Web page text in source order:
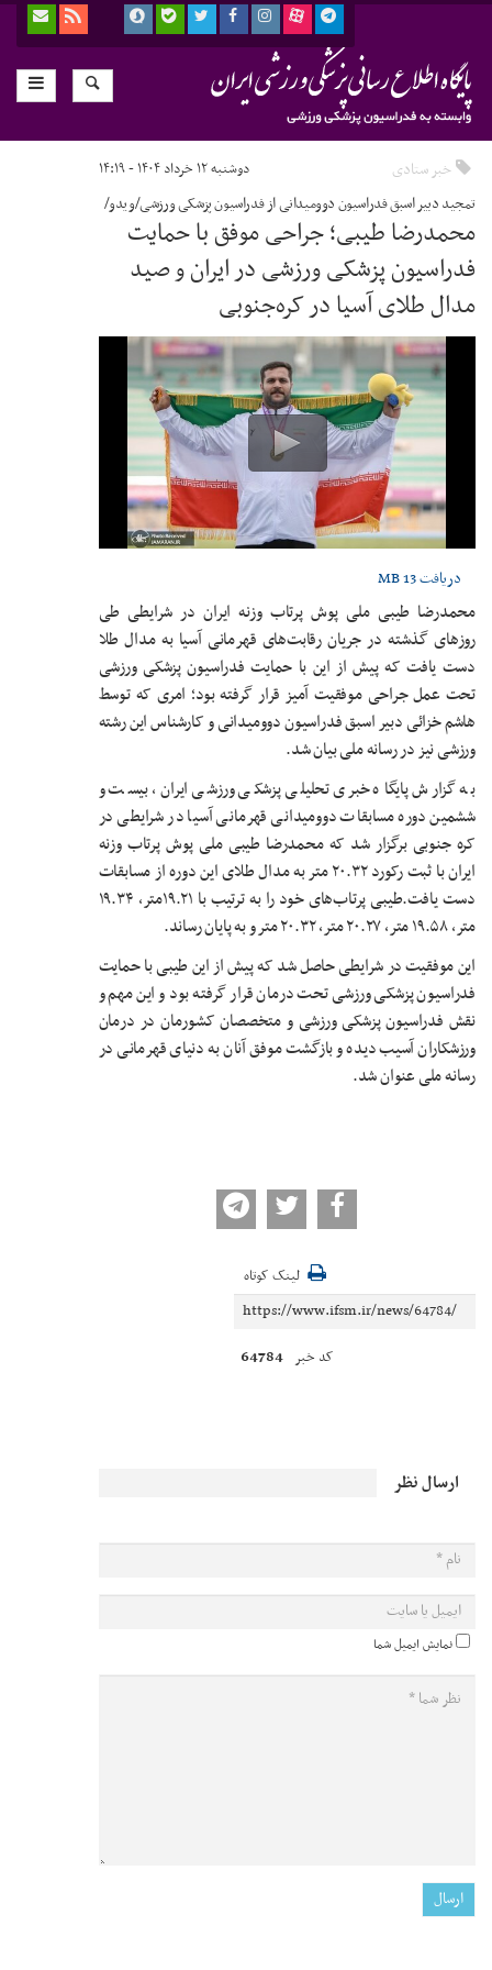
خبر ستادی دوشنبه ۱۲ خرداد ۱۴۰۴ - ۱۴:۱۹
تمجید دبیر اسبق فدراسیون دوومیدانی از فدراسیون پزشکی ورزشی/ویدو/
محمدرضا طیبی؛ جراحی موفق با حمایت
فدراسیون پزشکی ورزشی در ایران و صید
مدال طلای آسیا در کره‌جنوبی
دریافت13 MB
محمدرضا طیبی ملی پوش پرتاب وزنه ایران در شرایطی طی
روزهای گذشته در جریان رقابت‌های قهرمانی آسیا به مدال طلا
دست یافت که پیش از این با حمایت فدراسیون پزشکی ورزشی
تحت عمل جراحی موفقیت آمیز قرار گرفته بود؛ امری که توسط
هاشم خزائی دبیر اسبق فدراسیون دوومیدانی و کارشناس این رشته
ورزشی نیز در رسانه ملی بیان شد.
به گزارش پایگاه خبری تحلیلی پزشکی ورزشی ایران، بیست و
ششمین دوره مسابقات دوومیدانی قهرمانی آسیا در شرایطی در
کره جنوبی برگزار شد که محمدرضا طیبی ملی پوش پرتاب وزنه
ایران با ثبت رکورد ۲۰.۳۲ متر به مدال طلای این دوره از مسابقات
دست یافت.طیبی پرتاب‌های خود را به ترتیب با ۱۹.۲۱متر، ۱۹.۳۴
متر، ۱۹.۵۸ متر، ۲۰.۲۷ متر، ۲۰.۳۲ متر و به پایان رساند.
این موفقیت در شرایطی حاصل شد که پیش از این طیبی با حمایت
فدراسیون پزشکی ورزشی تحت درمان قرار گرفته بود و این مهم و
نقش فدراسیون پزشکی ورزشی و متخصصان کشورمان در درمان
ورزشکاران آسیب دیده و بازگشت موفق آنان به دنیای قهرمانی در
رسانه ملی عنوان شد.
لینک کوتاه
کد خبر 64784
ارسال نظر
نمایش ایمیل شما